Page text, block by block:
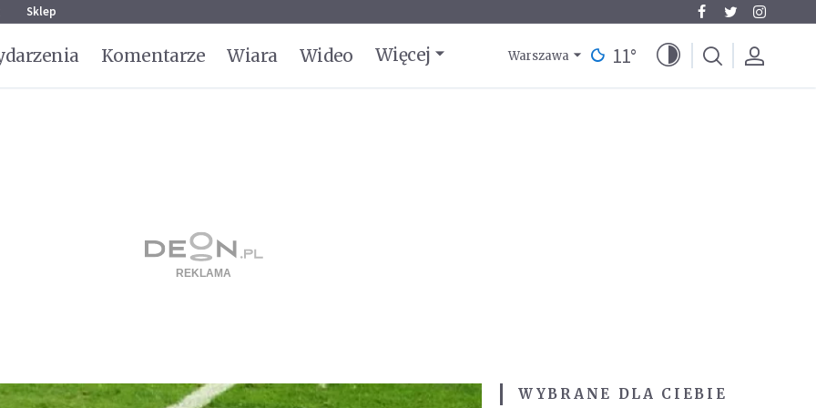
Sklep
Komentarze Wiara Wideo Więcej Warszawa 11°
WYBRANE DLA CIEBIE